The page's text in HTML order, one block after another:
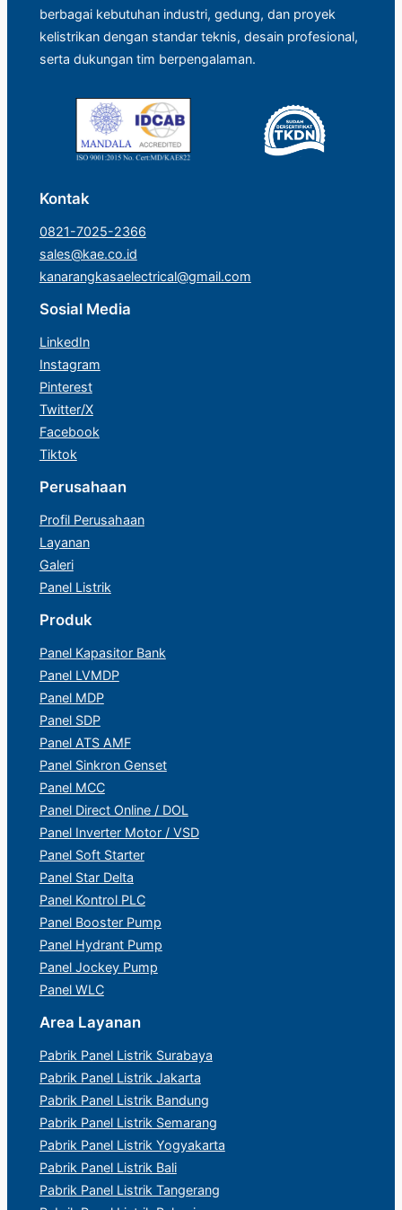
berbagai kebutuhan industri, gedung, dan proyek
kelistrikan dengan standar teknis, desain profesional,
serta dukungan tim berpengalaman.
Kontak
0821-7025-2366
sales@kae.co.id
kanarangkasaelectrical@gmail.com
Sosial Media
LinkedIn
Instagram
Pinterest
Twitter/X
Facebook
Tiktok
Perusahaan
Profil Perusahaan
Layanan
Galeri
Panel Listrik
Produk
Panel Kapasitor Bank
Panel LVMDP
Panel MDP
Panel SDP
Panel ATS AMF
Panel Sinkron Genset
Panel MCC
Panel Direct Online / DOL
Panel Inverter Motor / VSD
Panel Soft Starter
Panel Star Delta
Panel Kontrol PLC
Panel Booster Pump
Panel Hydrant Pump
Panel Jockey Pump
Panel WLC
Area Layanan
Pabrik Panel Listrik Surabaya
Pabrik Panel Listrik Jakarta
Pabrik Panel Listrik Bandung
Pabrik Panel Listrik Semarang
Pabrik Panel Listrik Yogyakarta
Pabrik Panel Listrik Bali
Pabrik Panel Listrik Tangerang